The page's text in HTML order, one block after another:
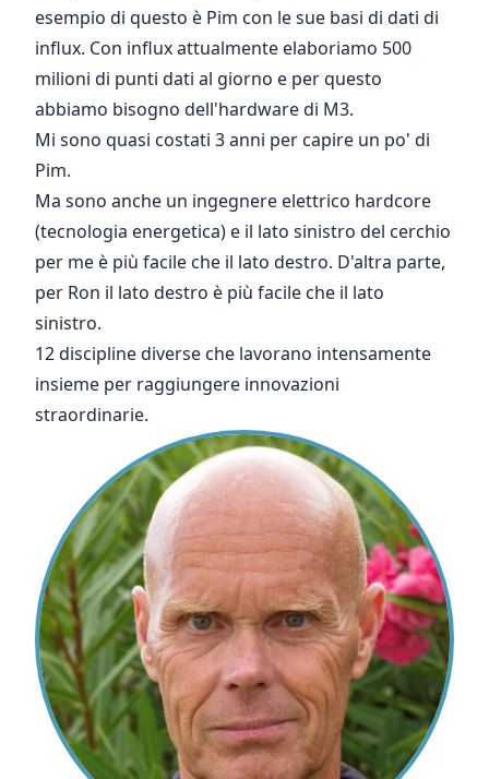
esempio di questo è Pim con le sue basi di dati di
influx. Con influx attualmente elaboriamo 500
milioni di punti dati al giorno e per questo
abbiamo bisogno dell'hardware di M3.
Mi sono quasi costati 3 anni per capire un po' di
Pim.
Ma sono anche un ingegnere elettrico hardcore
(tecnologia energetica) e il lato sinistro del cerchio
per me è più facile che il lato destro. D'altra parte,
per Ron il lato destro è più facile che il lato
sinistro.
12 discipline diverse che lavorano intensamente
insieme per raggiungere innovazioni
straordinarie.